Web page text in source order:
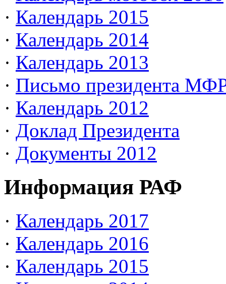
· Календарь 2015
· Календарь 2014
· Календарь 2013
· Письмо президента
· Календарь 2012
· Доклад Президента
· Документы 2012
Информация РАФ
· Календарь 2017
· Календарь 2016
· Календарь 2015